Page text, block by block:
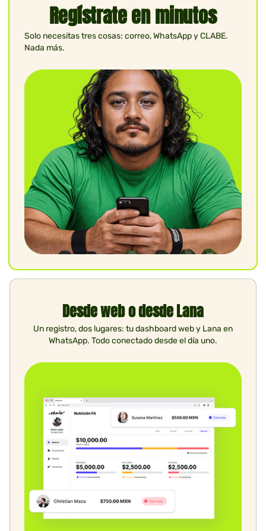
Regístrate en minutos
Solo necesitas tres cosas: correo, WhatsApp y CLABE.
Nada más.
Desde web o desde Lana
Un registro, dos lugares: tu dashboard web y Lana en
WhatsApp. Todo conectado desde el día uno.